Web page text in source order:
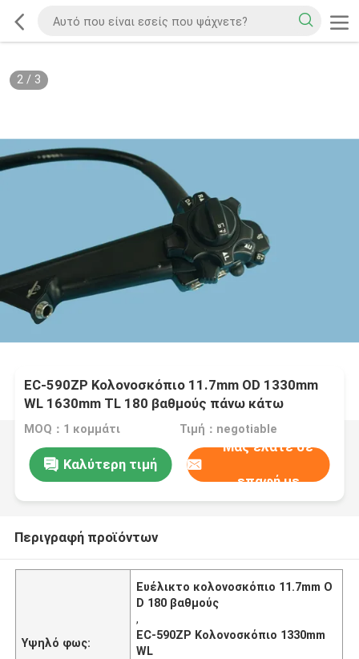
2/ 3
EC-590ZP Κολονοσκόπιο 11.7mm OD 1330mm
WL 1630mm TL 180 βαθμούς πάνω κάτω
MOQ：1 κομμάτι Τιμή：negotiable
Καλύτερη τιμή
Μας ελάτε σε
επαφή με
Περιγραφή προϊόντων
Υψηλό φως:
Ευέλικτο κολονοσκόπιο 11.7mm O
D 180 βαθμούς
,
EC-590ZP Κολονοσκόπιο 1330mm
WL